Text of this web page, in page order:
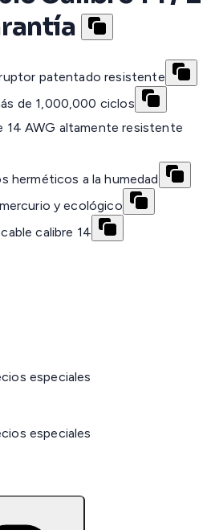
patentado resistente
de 1,000,000 ciclos
14 AWG altamente resistente
herméticos a la humedad
y ecológico
calibre 14
especiales
especiales